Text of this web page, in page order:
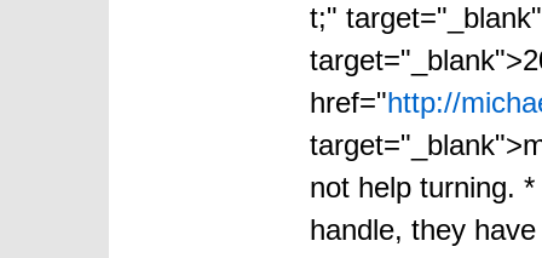
t;"
href="http://
not help turning.
handle, they